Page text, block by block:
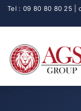
Aller